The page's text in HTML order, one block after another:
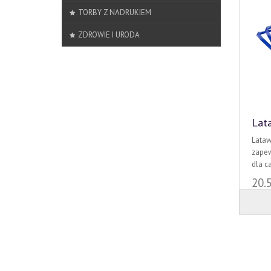
TORBY Z NADRUKIEM
ZDROWIE I URODA
dla